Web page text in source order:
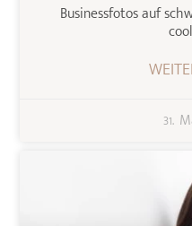
Businessfotos auf
31.